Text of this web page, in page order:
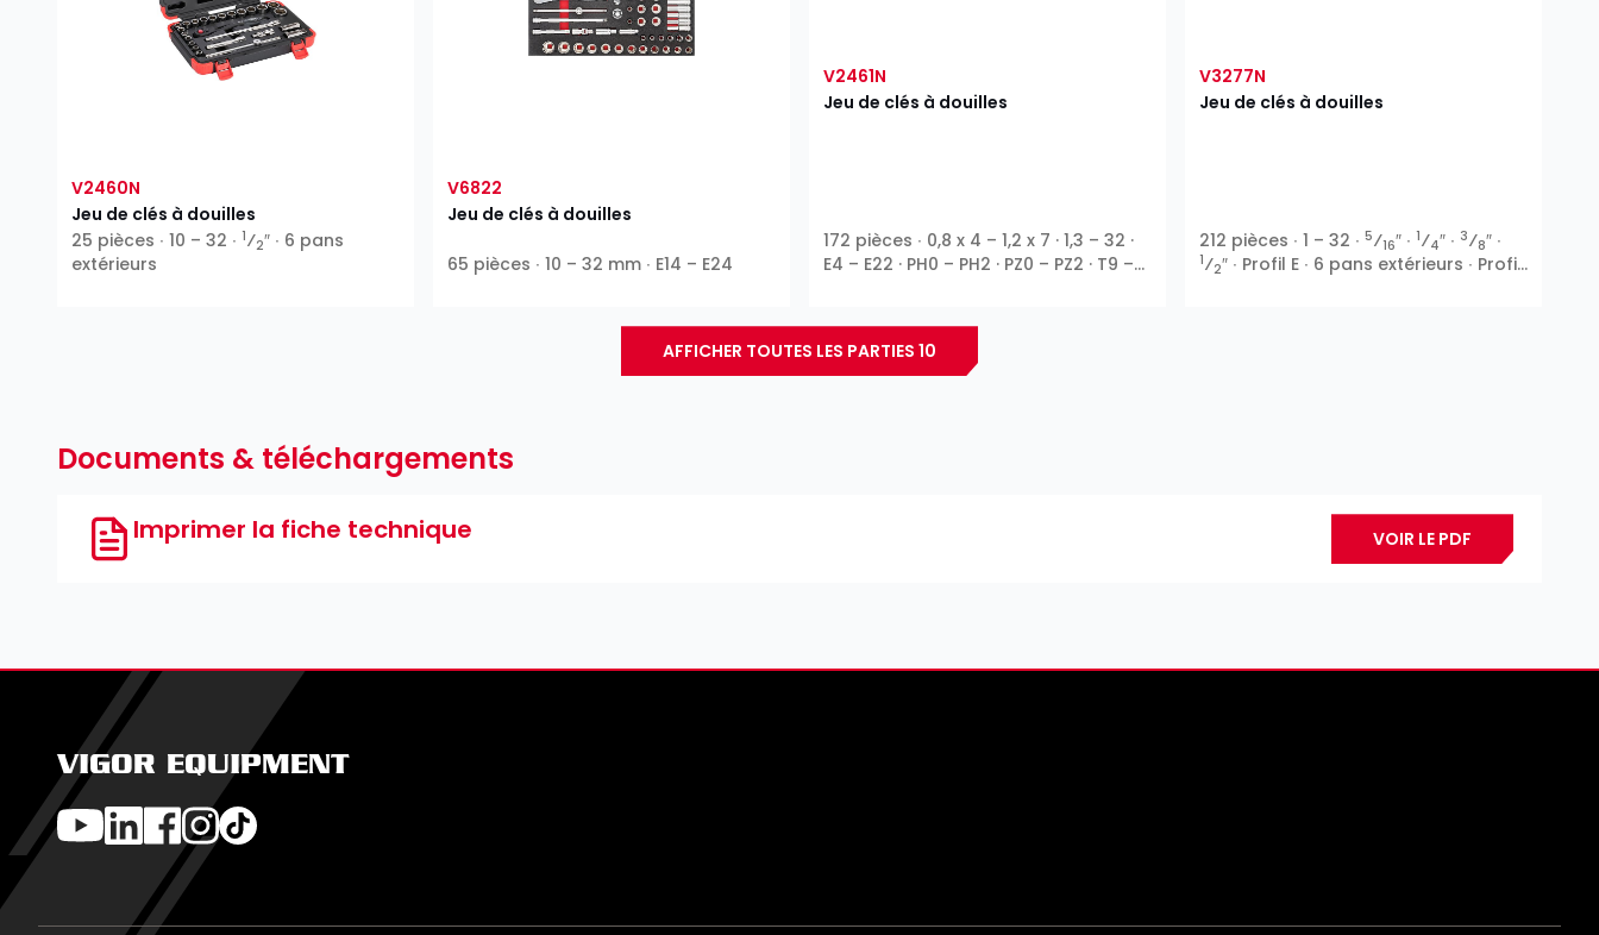
V2460N
Jeu de clés à douilles
25 pièces ∙ 10 – 32 ∙ 1⁄2″ ∙ 6 pans
extérieurs
V6822
Jeu de clés à douilles
65 pièces ∙ 10 – 32 mm ∙ E14 – E24
V2461N
Jeu de clés à douilles
172 pièces ∙ 0,8 x 4 – 1,2 x 7 · 1,3 – 32 ·
E4 – E22 · PH0 – PH2 · PZ0 – PZ2 · T9 –
Pozidriv PZ ∙ Fente ∙ Profil TH
V3277N
Jeu de clés à douilles
212 pièces ∙ 1 – 32 ∙ 5⁄16″ ∙ 1⁄4″ ∙ 3⁄8″ ∙
1⁄2″ ∙ Profil E ∙ 6 pans extérieurs ∙ Profil
AFFICHER TOUTES LES PARTIES 10
Documents & téléchargements
Imprimer la fiche technique VOIR LE PDF
VIGOR EQUIPMENT